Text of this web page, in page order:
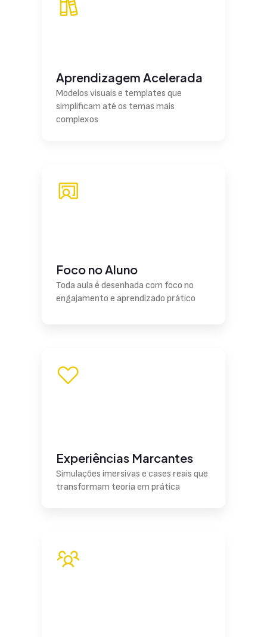
Aprendizagem Acelerada
Modelos visuais e templates que
simplificam até os temas mais
complexos
Foco no Aluno
Toda aula é desenhada com foco no
engajamento e aprendizado prático
Experiências Marcantes
Simulações imersivas e cases reais que
transformam teoria em prática